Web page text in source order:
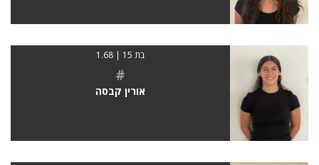
בת 15 | 1.68
#
אורין קבסה